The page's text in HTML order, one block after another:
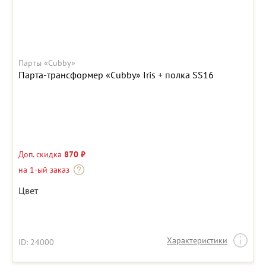
Парты «Cubby»
Парта-трансформер «Cubby» Iris + полка SS16
Доп. скидка 870 ₽
на 1-ый заказ
Цвет
ID: 24000 Характеристики